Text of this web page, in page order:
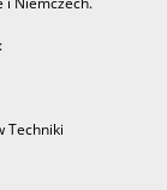
Techniki